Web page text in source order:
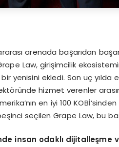
arenada başarıdan
Law, girişimcilik
bir yenisini ekledi. Son üç
hizmet verenler
en iyi 100
seçilen Grape Law, bu
insan odaklı dijitalleşme